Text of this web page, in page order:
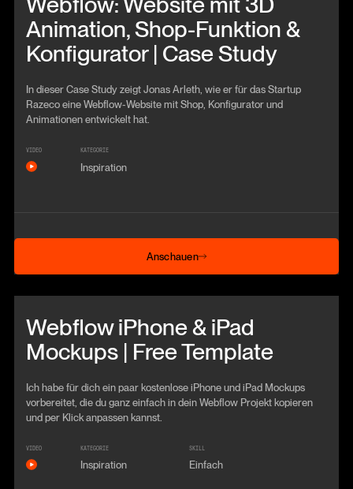
Animation, Shop-Funktion &
Konfigurator | Case Study
In dieser Case Study zeigt Jonas Arleth, wie er für das Startup
Razeco eine Webflow-Website mit Shop, Konfigurator und
Animationen entwickelt hat.
VIDEO KATEGORIE
Inspiration
Anschauen
Anschauen
Webflow iPhone & iPad
Mockups | Free Template
Ich habe für dich ein paar kostenlose iPhone und iPad Mockups
vorbereitet, die du ganz einfach in dein Webflow Projekt kopieren
und per Klick anpassen kannst.
VIDEO KATEGORIE
Inspiration
SKILL
Einfach